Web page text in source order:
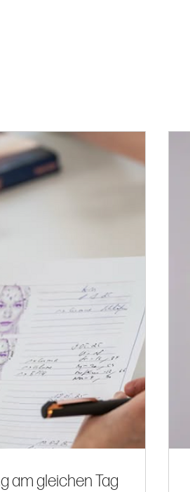
am gleichen Tag